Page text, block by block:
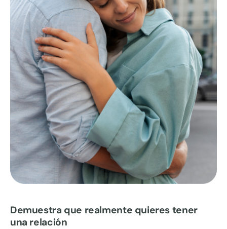
Demuestra que realmente quieres tener
una relación